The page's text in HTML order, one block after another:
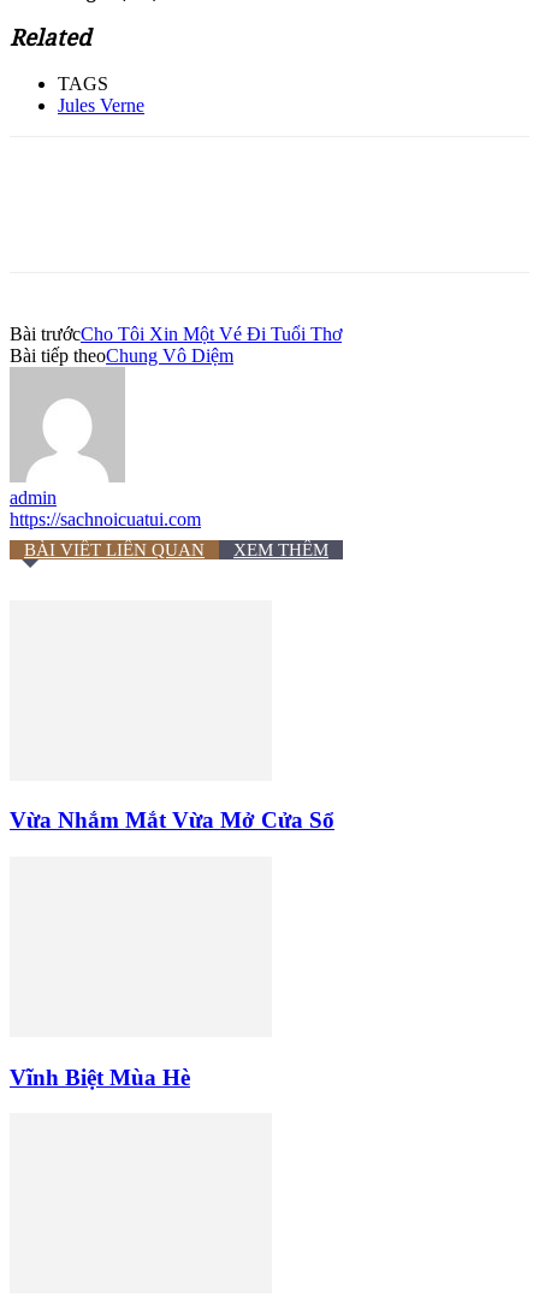
Related
TAGS
Jules Verne
Bài trướcCho Tôi Xin Một Vé Đi Tuổi Thơ
Bài tiếp theoChung Vô Diệm
admin
https://sachnoicuatui.com
BÀI VIẾT LIÊN QUAN XEM THÊM
Vừa Nhắm Mắt Vừa Mở Cửa Sổ
Vĩnh Biệt Mùa Hè